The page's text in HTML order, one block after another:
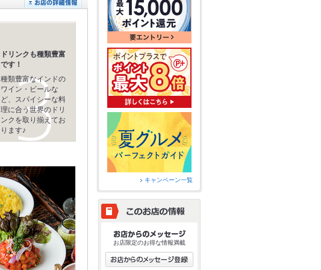
ドリンクも種類豊富
です！
種類豊富なインドの
ワイン・ビールな
ど、スパイシーな料
理に合う世界のドリ
ンクを取り揃えてお
ります♪
キャンペーン一覧
お店限定のお得な情報満載